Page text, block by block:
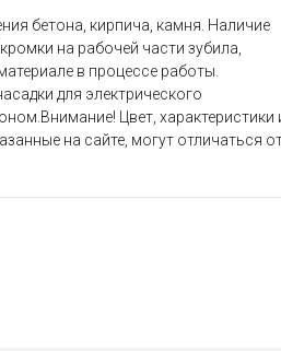
бетона, кирпича, камня. Наличие
на рабочей части зубила,
в процессе работы.
для электрического
Цвет, характеристики
на сайте, могут отличаться